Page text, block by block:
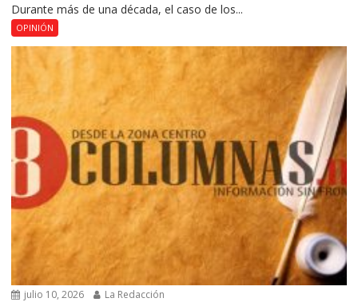
Durante más de una década, el caso de los...
OPINIÓN
julio 10, 2026 La Redacción